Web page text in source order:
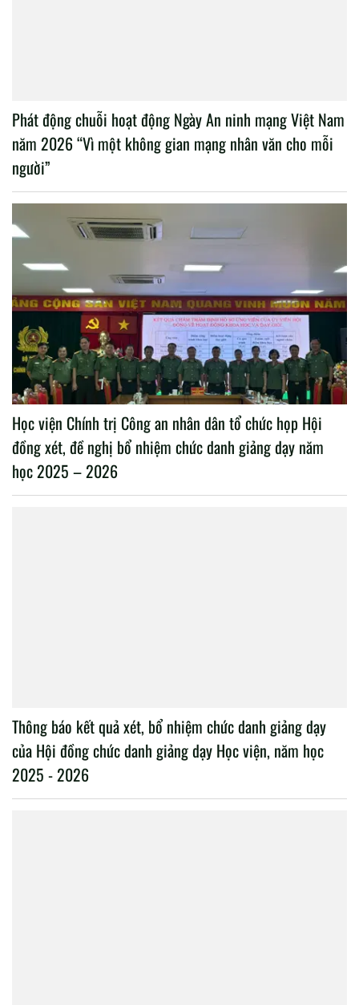
Phát động chuỗi hoạt động Ngày An ninh mạng Việt Nam
năm 2026 “Vì một không gian mạng nhân văn cho mỗi
người”
Học viện Chính trị Công an nhân dân tổ chức họp Hội
đồng xét, đề nghị bổ nhiệm chức danh giảng dạy năm
học 2025 – 2026
Thông báo kết quả xét, bổ nhiệm chức danh giảng dạy
của Hội đồng chức danh giảng dạy Học viện, năm học
2025 - 2026